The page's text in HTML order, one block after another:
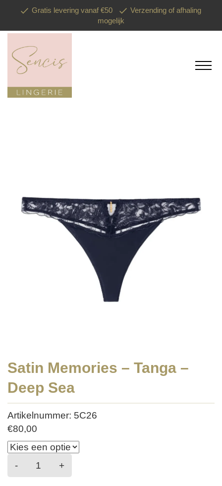
Gratis levering vanaf €50
Verzending of afhaling
mogelijk
Satin Memories – Tanga –
Deep Sea
Artikelnummer: 5C26
€80,00
-
Satin
+